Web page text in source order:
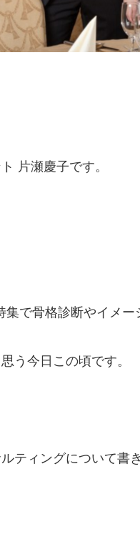
片瀬慶子です。
集で骨格診断やイメ
う今日この頃です。
ティングについて書